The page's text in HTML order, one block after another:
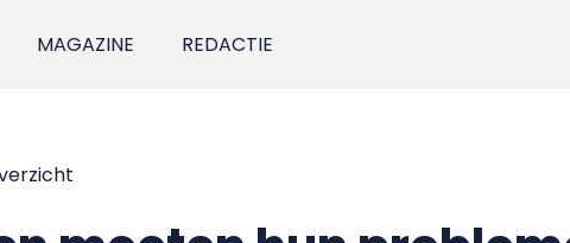
MAGAZINE REDACTIE